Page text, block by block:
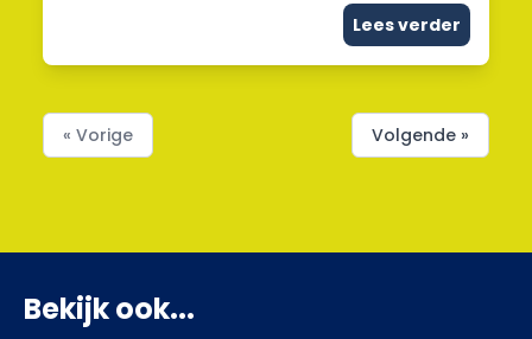
Lees verder
« Vorige Volgende »
Bekijk ook...